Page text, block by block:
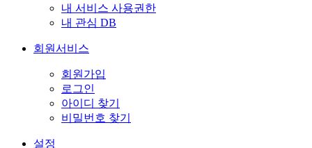
내 서비스 사용권한
내 관심 DB
회원서비스
회원가입
로그인
아이디 찾기
비밀번호 찾기
설정